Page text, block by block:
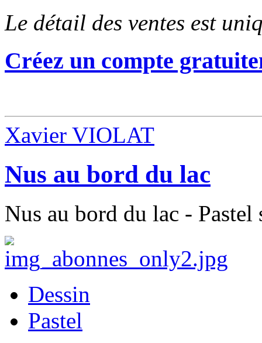
Le détail des ventes est
Créez un compte
Xavier VIOLAT
Nus au bord du lac
Nus au bord du lac - Pastel
Dessin
Pastel